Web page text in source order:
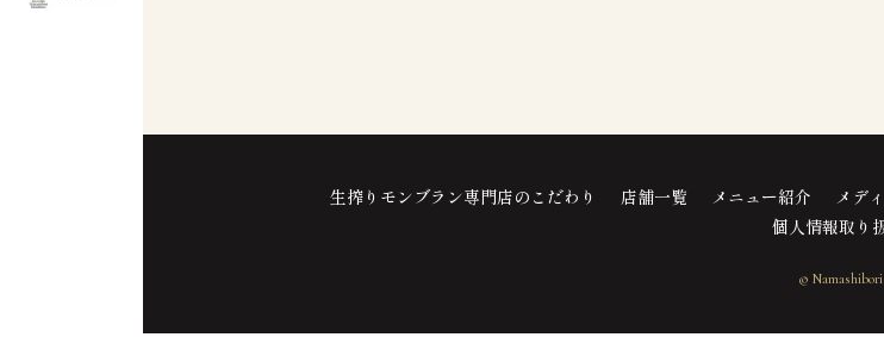
生搾りモンブラン専門店のこだわり 店舗一覧 メニュー紹介 メデ
個人情報取り
©